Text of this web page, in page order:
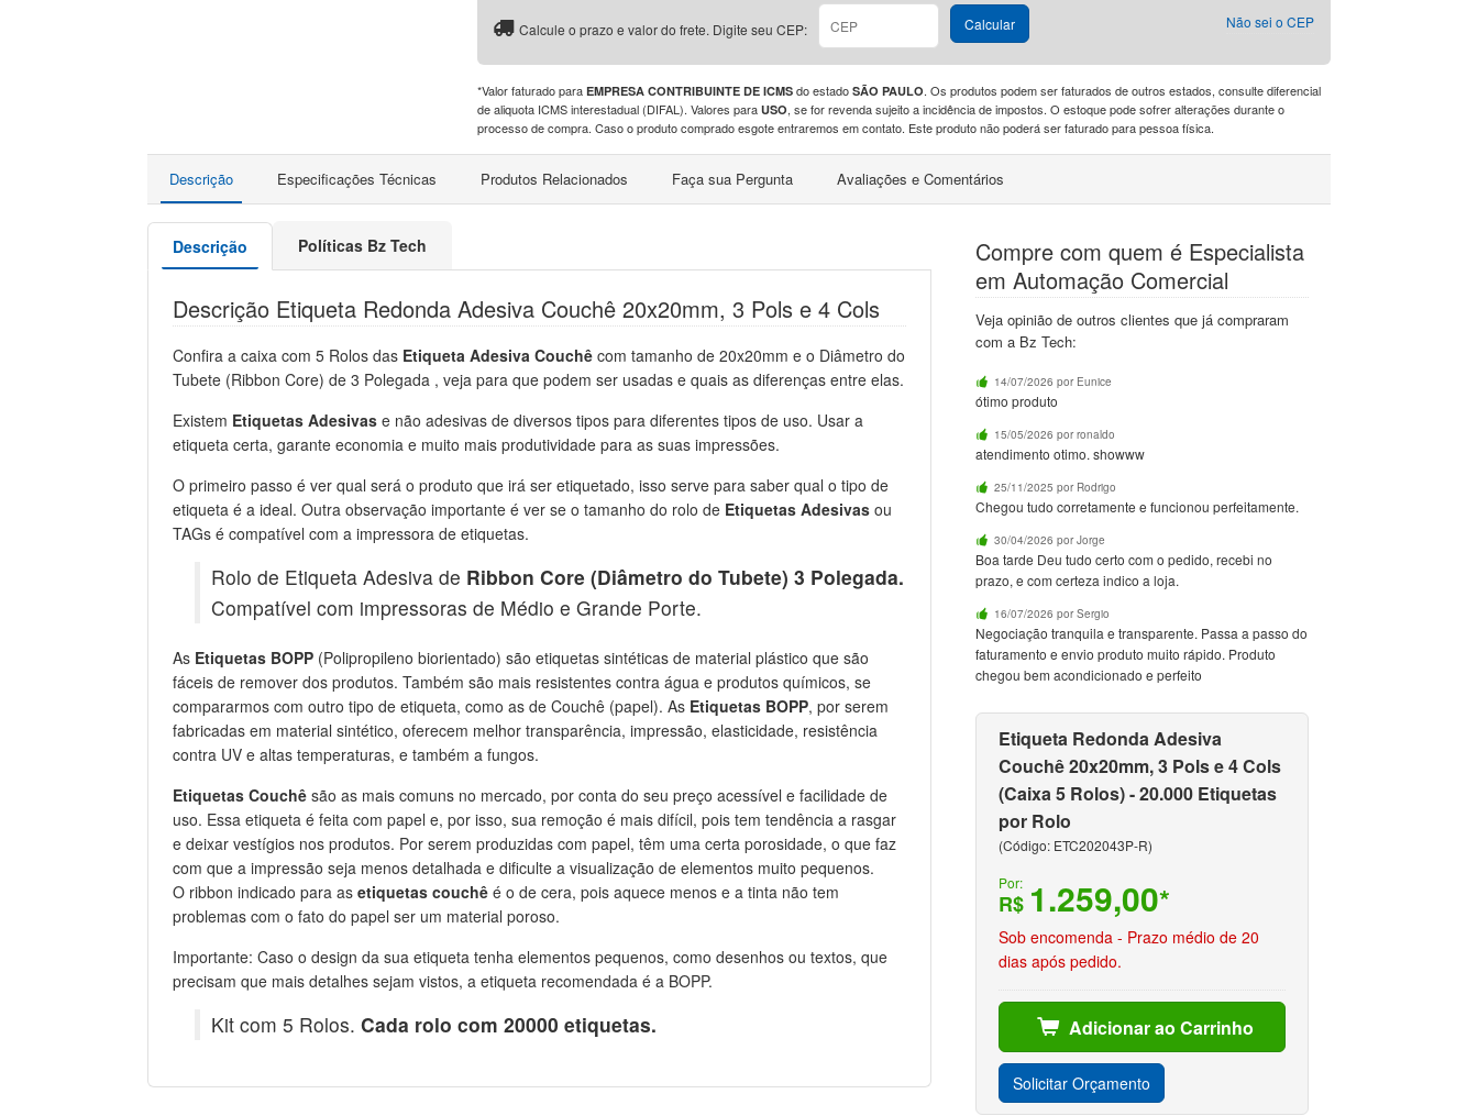
Calcule o prazo e valor do frete. Digite seu CEP:
CEP
Calcular Não sei o CEP
*Valor faturado paraEMPRESA CONTRIBUINTE DE ICMS do estadoSÃO PAULO. Os produtos podem ser faturados de outros estados, consulte diferencial
de aliquota ICMS interestadual (DIFAL). Valores paraUSO, se for revenda sujeito a incidência de impostos. O estoque pode sofrer alterações durante o
processo de compra. Caso o produto comprado esgote entraremos em contato. Este produto não poderá ser faturado para pessoa física.
Descrição Especificações Técnicas Produtos Relacionados Faça sua Pergunta Avaliações e Comentários
Descrição Políticas Bz Tech
Descrição Etiqueta Redonda Adesiva Couchê 20x20mm, 3 Pols e 4 Cols
Confira a caixa com 5 Rolos das Etiqueta Adesiva Couchê com tamanho de 20x20mm e o Diâmetro do
Tubete (Ribbon Core) de 3 Polegada , veja para que podem ser usadas e quais as diferenças entre elas.
Existem Etiquetas Adesivas e não adesivas de diversos tipos para diferentes tipos de uso. Usar a
etiqueta certa, garante economia e muito mais produtividade para as suas impressões.
O primeiro passo é ver qual será o produto que irá ser etiquetado, isso serve para saber qual o tipo de
etiqueta é a ideal. Outra observação importante é ver se o tamanho do rolo de Etiquetas Adesivas ou
TAGs é compatível com a impressora de etiquetas.
Rolo de Etiqueta Adesiva de Ribbon Core (Diâmetro do Tubete) 3 Polegada.
Compatível com impressoras de Médio e Grande Porte.
As Etiquetas BOPP (Polipropileno biorientado) são etiquetas sintéticas de material plástico que são
fáceis de remover dos produtos. Também são mais resistentes contra água e produtos químicos, se
compararmos com outro tipo de etiqueta, como as de Couchê (papel). As Etiquetas BOPP, por serem
fabricadas em material sintético, oferecem melhor transparência, impressão, elasticidade, resistência
contra UV e altas temperaturas, e também a fungos.
Etiquetas Couchê são as mais comuns no mercado, por conta do seu preço acessível e facilidade de
uso. Essa etiqueta é feita com papel e, por isso, sua remoção é mais difícil, pois tem tendência a rasgar
e deixar vestígios nos produtos. Por serem produzidas com papel, têm uma certa porosidade, o que faz
com que a impressão seja menos detalhada e dificulte a visualização de elementos muito pequenos.
O ribbon indicado para asetiquetas couchê é o de cera, pois aquece menos e a tinta não tem
problemas com o fato do papel ser um material poroso.
Importante: Caso o design da sua etiqueta tenha elementos pequenos, como desenhos ou textos, que
precisam que mais detalhes sejam vistos, a etiqueta recomendada é a BOPP.
Kit com 5 Rolos. Cada rolo com 20000 etiquetas.
Compre com quem é Especialista
em Automação Comercial
Veja opinião de outros clientes que já compraram
com a Bz Tech:
14/07/2026 por Eunice
ótimo produto
15/05/2026 por ronaldo
atendimento otimo. showww
25/11/2025 por Rodrigo
Chegou tudo corretamente e funcionou perfeitamente.
30/04/2026 por Jorge
Boa tarde Deu tudo certo com o pedido, recebi no
prazo, e com certeza indico a loja.
16/07/2026 por Sergio
Negociação tranquila e transparente. Passa a passo do
faturamento e envio produto muito rápido. Produto
chegou bem acondicionado e perfeito
Etiqueta Redonda Adesiva
Couchê 20x20mm, 3 Pols e 4 Cols
(Caixa 5 Rolos) - 20.000 Etiquetas
por Rolo
(Código: ETC202043P-R)
Por:
R$ 1.259,00*
Sob encomenda - Prazo médio de 20
dias após pedido.
Adicionar ao Carrinho
Solicitar Orçamento